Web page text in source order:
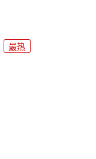
最热